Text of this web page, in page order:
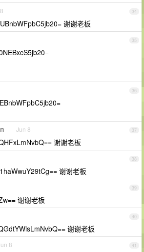
34
谢谢老板
35
36
37
Jun 8
谢谢老板
38
谢谢老板
39
谢谢老板
40
谢谢老板
41
8